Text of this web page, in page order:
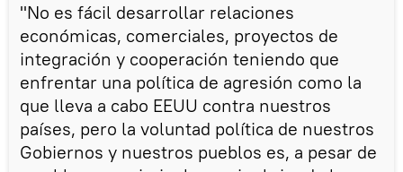
"No es fácil desarrollar relaciones
económicas, comerciales, proyectos de
integración y cooperación teniendo que
enfrentar una política de agresión como la
que lleva a cabo EEUU contra nuestros
países, pero la voluntad política de nuestros
Gobiernos y nuestros pueblos es, a pesar de